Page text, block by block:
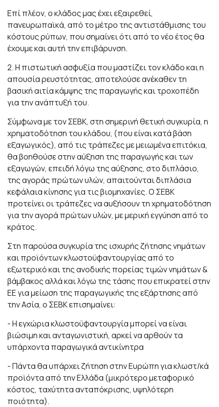
Επί πλέον, ο κλάδος μας έχει εξαιρεθεί,
πανευρωπαϊκά, από το μέτρο της αντιστάθμισης του
κόστους ρύπων, που σημαίνει ότι από το νέο έτος θα
έχουμε και αυτή την επιβάρυνση.
2. Η πιστωτική ασφυξία που μαστίζει τον κλάδο και η
απουσία ρευστότητας, αποτελούσε ανέκαθεν τη
βασική αιτία κάμψης της παραγωγής και τροχοπέδη
για την ανάπτυξή του.
Σύμφωνα με τον ΣΕΒΚ, στη σημερινή θετική συγκυρία, η
χρηματοδότηση του κλάδου, (που είναι κατά βάση
εξαγωγικός), από τις τράπεζες με μειωμένα επιτόκια,
θα βοηθούσε στην αύξηση της παραγωγής και των
εξαγωγών, επειδή λόγω της αύξησης, στο διπλάσιο,
της αγοράς πρώτων υλών, απαιτούνται διπλάσια
κεφάλαια κίνησης για τις βιομηχανίες. Ο ΣΕΒΚ
προτείνει οι τράπεζες να αυξήσουν τη χρηματοδότηση
για την αγορά πρώτων υλών, με μερική εγγύηση από το
κράτος.
Στη παρούσα συγκυρία της ισχυρής ζήτησης νημάτων
και προϊόντων κλωστοϋφαντουργίας από το
εξωτερικό και της ανοδικής πορείας τιμών νημάτων &
βάμβακος αλλά και λόγω της τάσης που επικρατεί στην
ΕΕ για μείωση της παραγωγικής της εξάρτησης από
την Ασία, ο ΣΕΒΚ επισημαίνει:
- Η εγχώρια κλωστοϋφαντουργία μπορεί να είναι
βιώσιμη και ανταγωνιστική, αρκεί να αρθούν τα
υπάρχοντα παραγωγικά αντικίνητρα
- Πάντα θα υπάρχει ζήτηση στην Ευρώπη για κλωστ/κά
προϊόντα από την Ελλάδα (μικρότερο μεταφορικό
κόστος, ταχύτητα ανταπόκρισης, υψηλότερη
ποιότητα).